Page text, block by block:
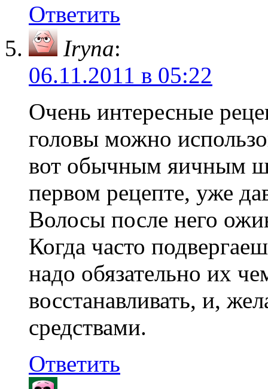
Ответить
Iryna:
06.11.2011 в 05:22
Очень интересные
головы можно
вот обычным яичным
первом рецепте, уже
Волосы после него
Когда часто
надо обязательно их
восстанавливать, и,
средствами.
Ответить